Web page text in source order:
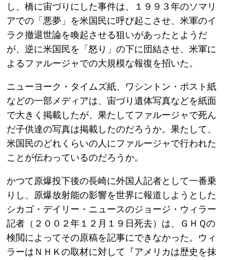
し、橋に宙づりにした事件は、１９９３年のソマリ
アでの「悪夢」を米国民に呼び起こさせ、米軍のイ
ラク撤退世論を喚起させる狙いがあったとようだ
が、逆に米国民を「怒り」の下に団結させ、米軍に
よるファルージャでの大規模な報復を招いた。
ニューヨーク・タイムズ紙、ワシントン・ポスト紙
などの一部メディアは、宙づり遺体写真などを紙面
で大きく掲載したが、果たしてファルージャで死ん
だ子供達の写真は掲載したのだろうか。果たして、
米国民のどれくらいの人にファルージャで行われた
ことが伝わっているのだろうか。
かつて原爆投下後の長崎に外国人記者として一番乗
りし、原爆放射能の影響を世界に報道しようとした
シカゴ・デイリー・ニュースのジョージ・ウィラー
記者（２００２年１２月１９日死去）は、ＧＨＱの
検閲によってその原稿を記事にできなかった。ウィ
ラーはＮＨＫの取材に対して『アメリカは歴史を抹